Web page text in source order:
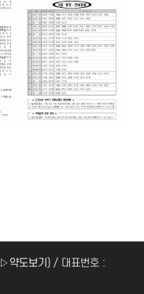
▷약도보기 ) / 대표번호 :